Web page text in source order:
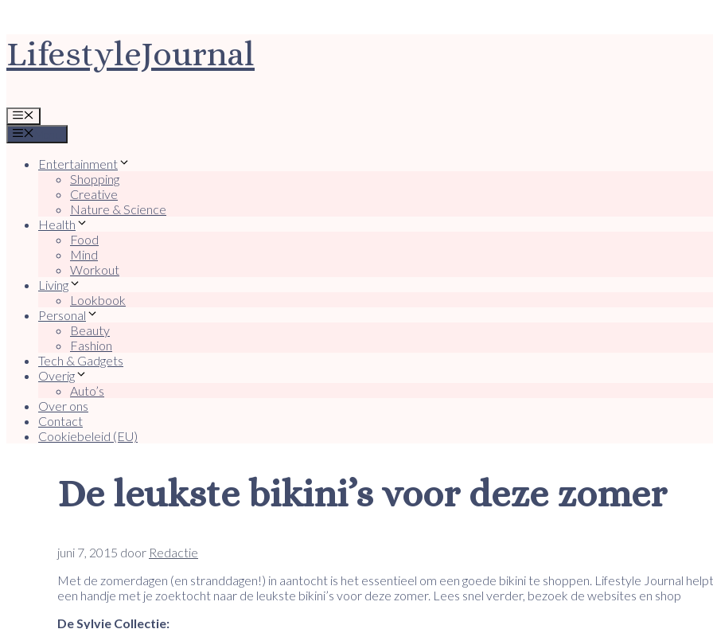
Ga
naar
de
LifestyleJournal
Menu
Entertainment
Shopping
Creative
Nature & Science
Health
Food
Mind
Workout
Living
Lookbook
Personal
Beauty
Fashion
Tech & Gadgets
Overig
Auto’s
Over ons
Contact
Cookiebeleid (EU)
De leukste bikini’s voor deze zomer
juni 7, 2015 door Redactie
Met de zomerdagen (en stranddagen!) in aantocht is het essentieel om een goede bikini te shoppen. Lifestyle Journal
een handje met je zoektocht naar de leukste bikini’s voor deze zomer. Lees snel verder, bezoek de websites en shop
De Sylvie Collectie: